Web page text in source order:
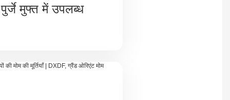
मुफ्त में उपलब्ध